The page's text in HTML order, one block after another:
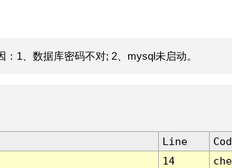
1、数据库密码不对; 2、mysql未启动。
Line
14